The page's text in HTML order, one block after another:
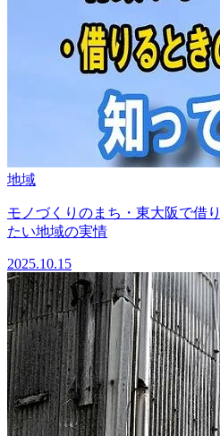
地域
モノづくりのまち・東大阪で借
たい地域の実情
2025.10.15